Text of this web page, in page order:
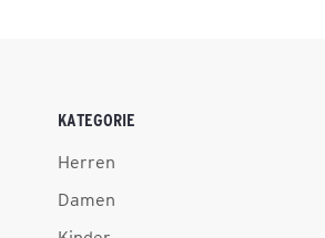
KATEGORIE
Herren
Damen